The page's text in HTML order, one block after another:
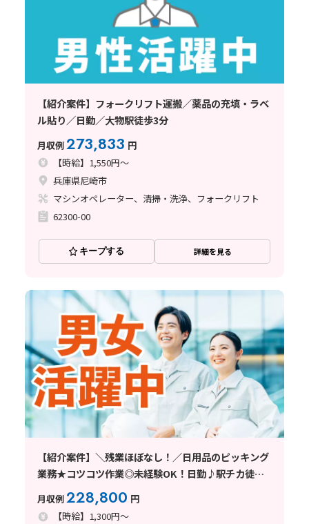
【紹介案件】フォークリフト運搬／薬品の充填・ラベ
ル貼り／日勤／大物駅徒歩3分
月収例273,833 円
【時給】1,550円～
兵庫県尼崎市
マシンオペレーター、清掃・洗浄、フォークリフト
62300-00
キープする 詳細を見る
【紹介案件】＼残業ほぼなし！／日用品のピッキング
業務★コツコツ作業◎未経験OK！日勤♪駅チカ徒歩
月収例228,800 円
【時給】1,300円～